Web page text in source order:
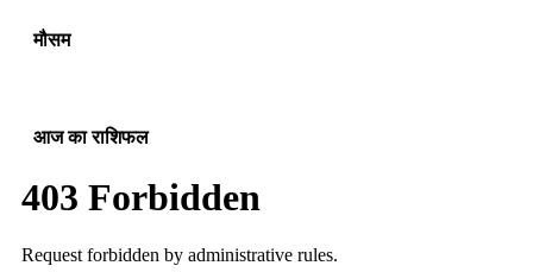
मौसम
आज का राशिफल